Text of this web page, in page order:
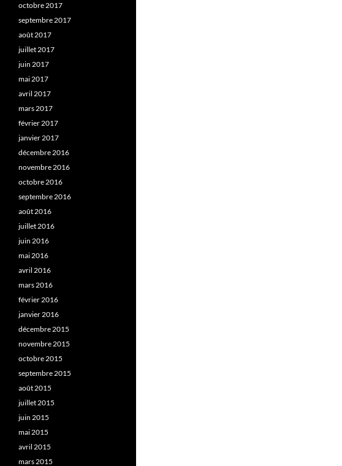
octobre 2017
septembre 2017
août 2017
juillet 2017
juin 2017
mai 2017
avril 2017
mars 2017
février 2017
janvier 2017
décembre 2016
novembre 2016
octobre 2016
septembre 2016
août 2016
juillet 2016
juin 2016
mai 2016
avril 2016
mars 2016
février 2016
janvier 2016
décembre 2015
novembre 2015
octobre 2015
septembre 2015
août 2015
juillet 2015
juin 2015
mai 2015
avril 2015
mars 2015